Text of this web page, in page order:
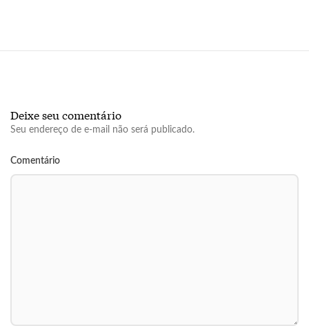
Deixe seu comentário
Seu endereço de e-mail não será publicado.
Comentário